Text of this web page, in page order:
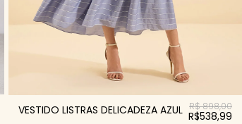
VESTIDO LISTRAS DELICADEZA AZUL R$ 898,00
R$538,99